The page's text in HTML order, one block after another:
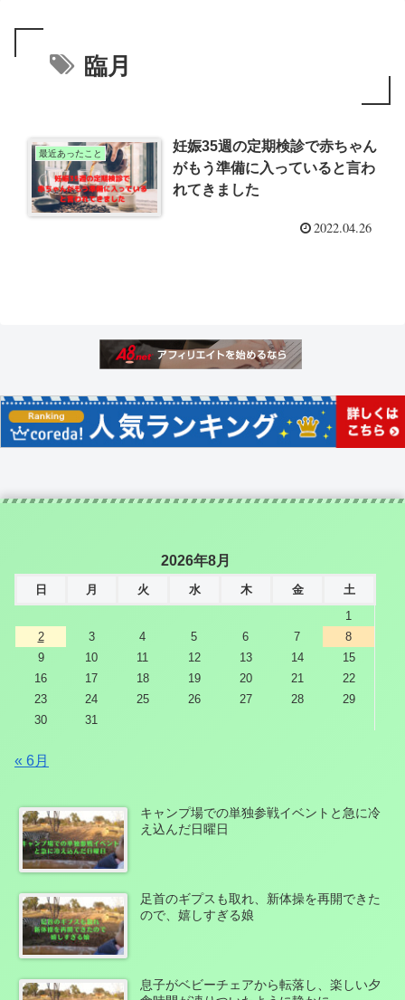
臨月
最近あったこと
妊娠35週の定期検診で赤ちゃん
がもう準備に入っていると言わ
れてきました
2022.04.26
2026年8月
日 月 火 水 木 金
土
1
2
3 4 5 6 7
8
9
10 11 12 13 14
15
16
17 18 19 20 21
22
23
24 25 26 27 28
29
30
31
« 6月
キャンプ場での単独参戦イベントと急に冷
え込んだ日曜日
足首のギプスも取れ、新体操を再開できた
ので、嬉しすぎる娘
息子がベビーチェアから転落し、楽しい夕